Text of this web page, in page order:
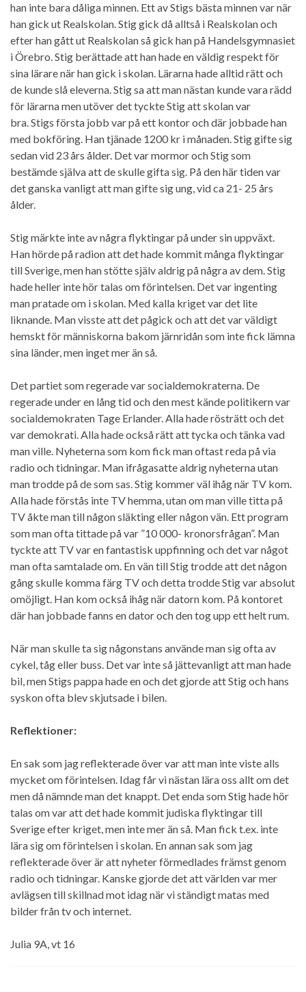
han inte bara dåliga minnen. Ett av Stigs bästa minnen var när
han gick ut Realskolan. Stig gick då alltså i Realskolan och
efter han gått ut Realskolan så gick han på Handelsgymnasiet
i Örebro. Stig berättade att han hade en väldig respekt för
sina lärare när han gick i skolan. Lärarna hade alltid rätt och
de kunde slå eleverna. Stig sa att man nästan kunde vara rädd
för lärarna men utöver det tyckte Stig att skolan var
bra. Stigs första jobb var på ett kontor och där jobbade han
med bokföring. Han tjänade 1200 kr i månaden. Stig gifte sig
sedan vid 23 års ålder. Det var mormor och Stig som
bestämde själva att de skulle gifta sig. På den här tiden var
det ganska vanligt att man gifte sig ung, vid ca 21- 25 års
ålder.
Stig märkte inte av några flyktingar på under sin uppväxt.
Han hörde på radion att det hade kommit många flyktingar
till Sverige, men han stötte själv aldrig på några av dem. Stig
hade heller inte hör talas om förintelsen. Det var ingenting
man pratade om i skolan. Med kalla kriget var det lite
liknande. Man visste att det pågick och att det var väldigt
hemskt för människorna bakom järnridån som inte fick lämna
sina länder, men inget mer än så.
Det partiet som regerade var socialdemokraterna. De
regerade under en lång tid och den mest kände politikern var
socialdemokraten Tage Erlander. Alla hade rösträtt och det
var demokrati. Alla hade också rätt att tycka och tänka vad
man ville. Nyheterna som kom fick man oftast reda på via
radio och tidningar. Man ifrågasatte aldrig nyheterna utan
man trodde på de som sas. Stig kommer väl ihåg när TV kom.
Alla hade förstås inte TV hemma, utan om man ville titta på
TV åkte man till någon släkting eller någon vän. Ett program
som man ofta tittade på var ”10 000- kronorsfrågan”. Man
tyckte att TV var en fantastisk uppfinning och det var något
man ofta samtalade om. En vän till Stig trodde att det någon
gång skulle komma färg TV och detta trodde Stig var absolut
omöjligt. Han kom också ihåg när datorn kom. På kontoret
där han jobbade fanns en dator och den tog upp ett helt rum.
När man skulle ta sig någonstans använde man sig ofta av
cykel, tåg eller buss. Det var inte så jättevanligt att man hade
bil, men Stigs pappa hade en och det gjorde att Stig och hans
syskon ofta blev skjutsade i bilen.
Reflektioner:
En sak som jag reflekterade över var att man inte viste alls
mycket om förintelsen. Idag får vi nästan lära oss allt om det
men då nämnde man det knappt. Det enda som Stig hade hör
talas om var att det hade kommit judiska flyktingar till
Sverige efter kriget, men inte mer än så. Man fick t.ex. inte
lära sig om förintelsen i skolan. En annan sak som jag
reflekterade över är att nyheter förmedlades främst genom
radio och tidningar. Kanske gjorde det att världen var mer
avlägsen till skillnad mot idag när vi ständigt matas med
bilder från tv och internet.
Julia 9A, vt 16